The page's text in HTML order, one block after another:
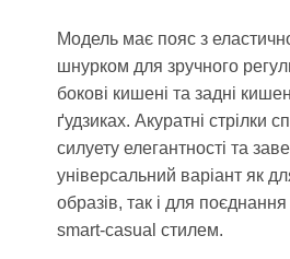
Модель має пояс з
шнурком для зручного
бокові кишені та задні
ґудзиках. Акуратні стрілки
силуету елегантності та
універсальний варіант як
образів, так і для
smart-casual стилем.